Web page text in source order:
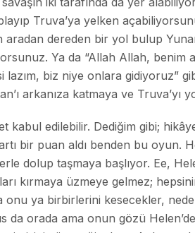
Truva’ya yelken
aradan dereden bir yol bulup
Ya da “Allah Allah,
lazım, biz niye onlara gidiyoruz”
arkanıza katmaya ve Truva’yı
kabul edilebilir. Dediğim gibi;
bir puan aldı benden bu oyun.
dolup taşmaya başlıyor. Ee,
kırmaya üzmeye gelmez;
ya birbirlerini kesecekler,
da orada ama onun gözü